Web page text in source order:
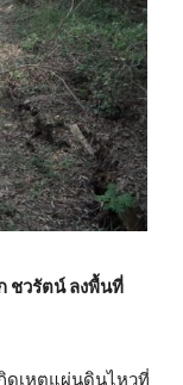
ชวรัตน์ ลงพื้นที่
ดเหตุแผ่นดินไหวที่